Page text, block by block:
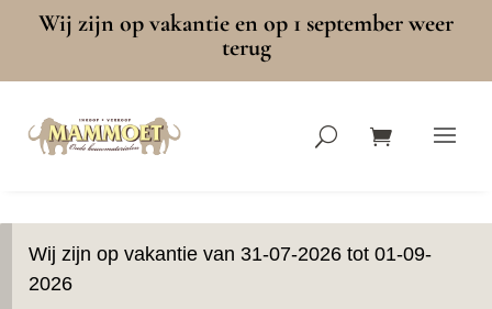
Wij zijn op vakantie en op 1 september weer
terug
Wij zijn op vakantie van 31-07-2026 tot 01-09-
2026